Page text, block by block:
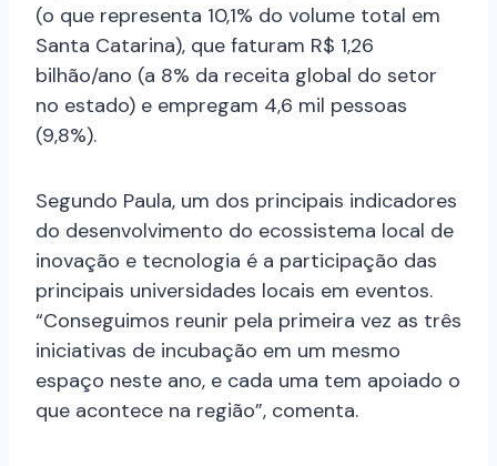
(o que representa 10,1% do volume total em
Santa Catarina), que faturam R$ 1,26
bilhão/ano (a 8% da receita global do setor
no estado) e empregam 4,6 mil pessoas
(9,8%).
Segundo Paula, um dos principais indicadores
do desenvolvimento do ecossistema local de
inovação e tecnologia é a participação das
principais universidades locais em eventos.
“Conseguimos reunir pela primeira vez as três
iniciativas de incubação em um mesmo
espaço neste ano, e cada uma tem apoiado o
que acontece na região”, comenta.